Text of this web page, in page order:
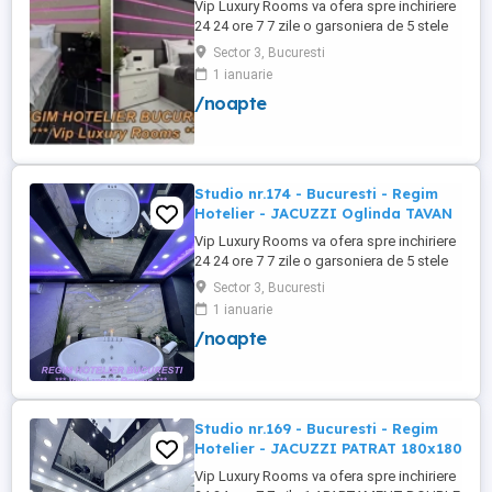
Vip Luxury Rooms va ofera spre inchiriere
24 24 ore 7 7 zile o garsoniera de 5 stele
Luxoase cu un desing unic si deosebit in
Sector 3 Bucuresti . Garsoniera se alfa in
Complex Rezidential Nou . Monitorizare
Video in Complex ( de la Politia Locala
Sector 3, Bucuresti
1 ianuarie
/noapte
Studio nr.174 - Bucuresti - Regim
Hotelier - JACUZZI Oglinda TAVAN
Vip Luxury Rooms va ofera spre inchiriere
24 24 ore 7 7 zile o garsoniera de 5 stele
Luxoase cu un desing unic si deosebit in
Sector 3 Bucuresti . Garsoniera se alfa in
Complex Rezidential Nou . Acces Bariera
Monitorizare Video in Complex ( de la
Sector 3, Bucuresti
1 ianuarie
/noapte
Studio nr.169 - Bucuresti - Regim
Hotelier - JACUZZI PATRAT 180x180
Vip Luxury Rooms va ofera spre inchiriere